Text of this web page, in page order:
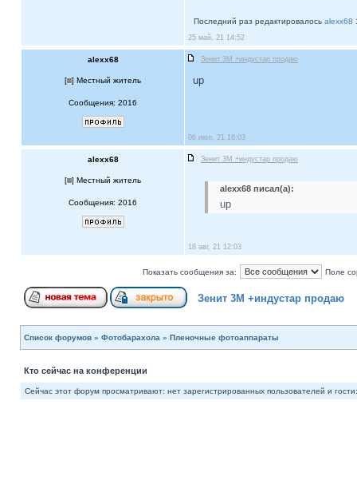
Последний раз редактировалось alexx68
25 май, 21 14:52
alexx68 Зенит 3М +индустар продаю
[ ] Местный житель
Сообщения: 2016
up
06 июл, 21 16:03
alexx68 Зенит 3М +индустар продаю
[ ] Местный житель
Сообщения: 2016
alexx68 писал(а):
up
18 авг, 21 12:03
Показать сообщения за: Поле
Зенит 3М +индустар продаю
Список форумов » Фотобарахола » Пленочные фотоаппараты
Кто сейчас на конференции
Сейчас этот форум просматривают: нет зарегистрированных пользователей и